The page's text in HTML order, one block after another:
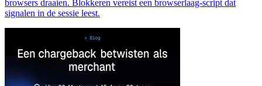
browsers draaien. Blokkeren vereist een browserlaag-script dat
signalen in de sessie leest.